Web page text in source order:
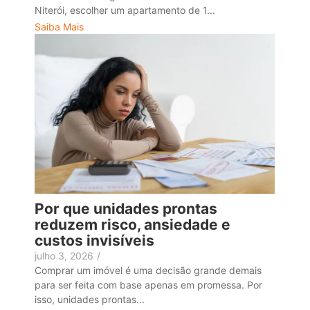
Niterói, escolher um apartamento de 1...
Saiba Mais
Por que unidades prontas
reduzem risco, ansiedade e
custos invisíveis
julho 3, 2026 /
Comprar um imóvel é uma decisão grande demais
para ser feita com base apenas em promessa. Por
isso, unidades prontas...